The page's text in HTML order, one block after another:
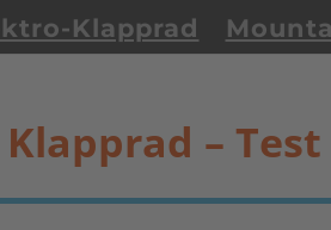
Klapprad
– Test